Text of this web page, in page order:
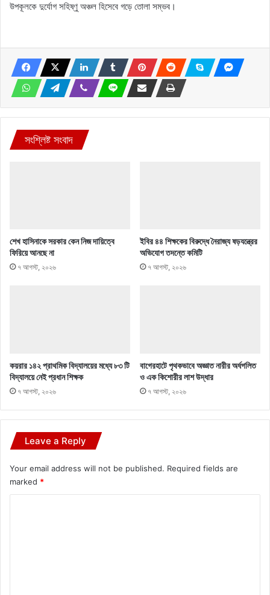
উপকূলকে দুর্যোগ সহিষ্ণু অঞ্চল হিসেবে গড়ে তোলা সম্ভব।
সংশ্লিষ্ট সংবাদ
শেখ হাসিনাকে সরকার কেন নিজ দায়িত্বে
ফিরিয়ে আনছে না
৭ আগস্ট, ২০২৬
ইবির ৪৪ শিক্ষকের বিরুদ্ধে নৈরাজ্য ষড়যন্ত্রের
অভিযোগ তদন্তে কমিটি
৭ আগস্ট, ২০২৬
কয়রার ১৪২ প্রাথমিক বিদ্যালয়ের মধ্যে ৮৩ টি
বিদ্যালয়ে নেই প্রধান শিক্ষক
৭ আগস্ট, ২০২৬
বাগেরহাটে পৃথকভাবে অজ্ঞাত নারীর অর্ধগলিত
ও এক কিশোরীর লাশ উদ্ধার
৭ আগস্ট, ২০২৬
Leave a Reply
Your email address will not be published. Required fields are
marked *